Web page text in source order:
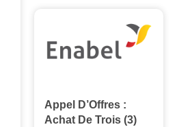
Appel D’Offres :
Achat De Trois (3)